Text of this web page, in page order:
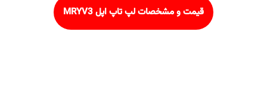
قیمت و مشخصات لپ تاپ اپلMRYV3